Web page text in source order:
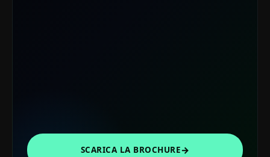
SCARICA LA BROCHURE→